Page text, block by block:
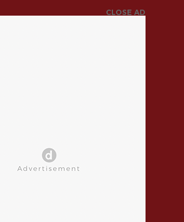
CLOSE AD